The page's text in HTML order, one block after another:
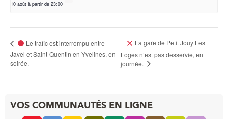
10 août à partir de 23:00
Le trafic est interrompu entre
Javel et Saint-Quentin en Yvelines, en
soirée.
La gare de Petit Jouy Les
Loges n’est pas desservie, en
journée.
VOS COMMUNAUTÉS EN LIGNE